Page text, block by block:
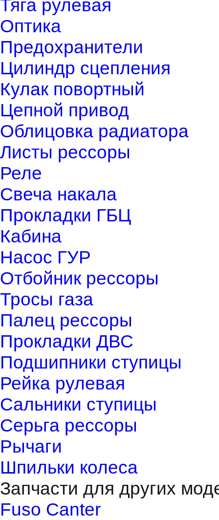
Тяга рулевая
Оптика
Предохранители
Цилиндр сцепления
Кулак повортный
Цепной привод
Облицовка радиатора
Листы рессоры
Реле
Свеча накала
Прокладки ГБЦ
Кабина
Насос ГУР
Отбойник рессоры
Тросы газа
Палец рессоры
Прокладки ДВС
Подшипники ступицы
Рейка рулевая
Сальники ступицы
Серьга рессоры
Рычаги
Шпильки колеса
Запчасти для других
Fuso Canter